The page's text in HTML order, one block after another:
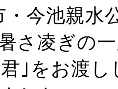
・今池親水
さ凌ぎの
｣をお渡